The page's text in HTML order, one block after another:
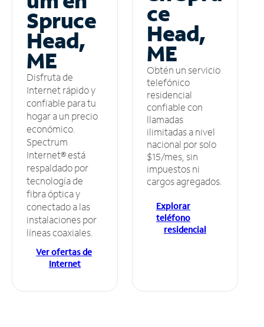
Spruce
Head,
ME
Disfruta de
Internet rápido y
confiable para tu
hogar a un precio
económico.
Spectrum
Internet® está
respaldado por
tecnología de
fibra óptica y
conectado a las
instalaciones por
líneas coaxiales.
Ver ofertas de
Internet
ce
Head,
ME
Obtén un servicio
telefónico
residencial
confiable con
llamadas
ilimitadas a nivel
nacional por solo
$15/mes, sin
impuestos ni
cargos agregados.
Explorar
teléfono
residencial